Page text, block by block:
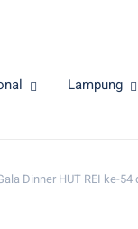
Lampung
Dinner HUT REI ke-